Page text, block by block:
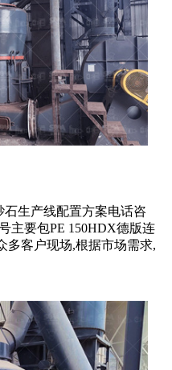
生产线配置方案电话咨
主要包PE 150HDX德版连
多客户现场,根据市场需求,